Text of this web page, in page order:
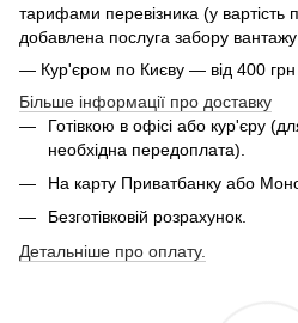
тарифами перевізника (у вартість
добавлена послуга забору вантажу
— Кур'єром по Києву — від 400 грн
Більше інформації про доставку
Готівкою в офісі або кур'єру
необхідна передоплата).
На карту Приватбанку або
Безготівковій розрахунок.
Детальніше про оплату.